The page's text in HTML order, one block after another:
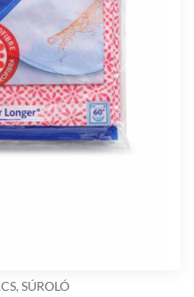
SÚROLÓ